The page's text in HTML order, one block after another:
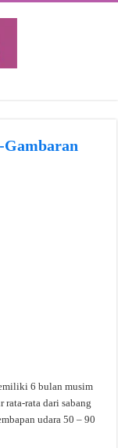
Gambaran
6 bulan musim
rata-rata dari sabang
udara 50 – 90